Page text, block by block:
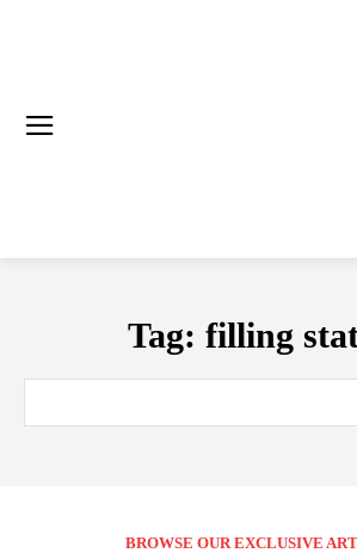
Tag: filling
BROWSE OUR EXCLUSIVE